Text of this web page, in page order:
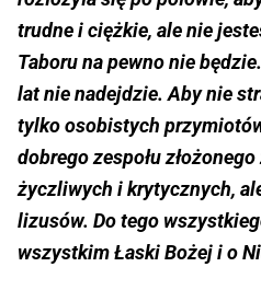
trudne i ciężkie, ale nie
Taboru na pewno nie
lat nie nadejdzie. Aby nie
tylko osobistych
dobrego zespołu
życzliwych i krytycznych,
lizusów. Do tego
wszystkim Łaski Bożej i o